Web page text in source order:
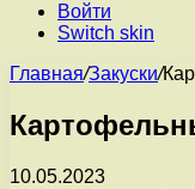
Войти
Switch skin
Главная/Закуски/
10.05.2023